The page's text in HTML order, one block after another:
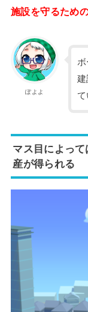
施設を守るため
ぽよよ
建
て
マス目によっ
産が得られる